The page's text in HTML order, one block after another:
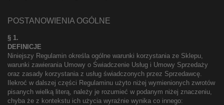
POSTANOWIENIA OGÓLNE
§ 1.
DEFINICJE
Niniejszy Regulamin określa ogólne warunki korzystania ze Sklepu,
warunki zawierania Umowy o Świadczenie Usług i Umowy Sprzedaży
oraz zasady korzystania z usług świadczonych przez Sprzedawcę.
Ilekroć w dalszej części Regulaminu użyto niżej wymienionych zwrotów
pisanych wielką literą, należy je rozumieć w podanym niżej znaczeniu,
chyba że z kontekstu ich użycia wyraźnie wynika co innego: